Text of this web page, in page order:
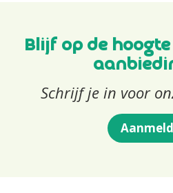
Blijf op de
Schrijf je in voor